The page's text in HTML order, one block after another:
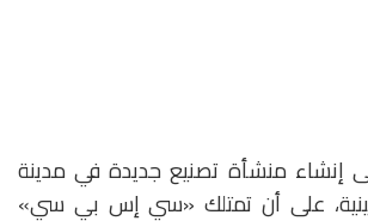
إنشاء منشأة تصنيع جديدة في مدينة
على أن تمتلك «سي إس بي سي»